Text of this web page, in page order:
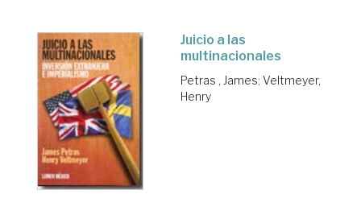
Juicio a las
multinacionales
Petras , James; Veltmeyer,
Henry